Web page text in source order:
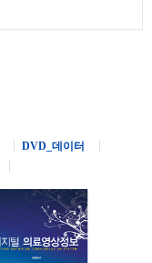
DVD_데이터